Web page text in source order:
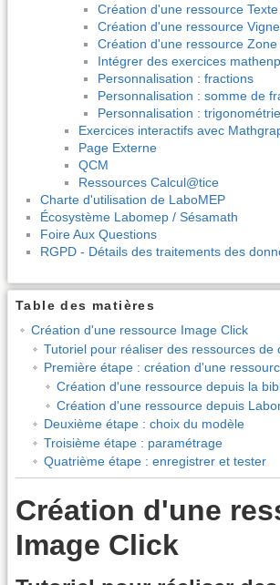
Création d'une ressource
Création d'une ressource
Création d'une ressource
Intégrer des exercices
Personnalisation : fractions
Personnalisation : somme de
Personnalisation :
Exercices interactifs avec
Page Externe
QCM
Ressources Calcul@tice
Charte d'utilisation de LaboMEP
Écosystème Labomep / Sésamath
Foire Aux Questions
RGPD - Détails des traitements des
Table des matières
Création d'une ressource Image Click
Tutoriel pour réaliser des ressources de
Première étape : création d'une
Création d'une ressource depuis la
Création d'une ressource depuis
Deuxième étape : choix du modèle
Troisième étape : paramétrage
Quatrième étape : enregistrer et tester
Création d'une
Image Click